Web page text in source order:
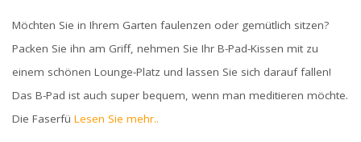
Möchten Sie in Ihrem Garten faulenzen oder gemütlich sitzen?
Packen Sie ihn am Griff, nehmen Sie Ihr B-Pad-Kissen mit zu
einem schönen Lounge-Platz und lassen Sie sich darauf fallen!
Das B-Pad ist auch super bequem, wenn man meditieren möchte.
Die Faserfü Lesen Sie mehr..